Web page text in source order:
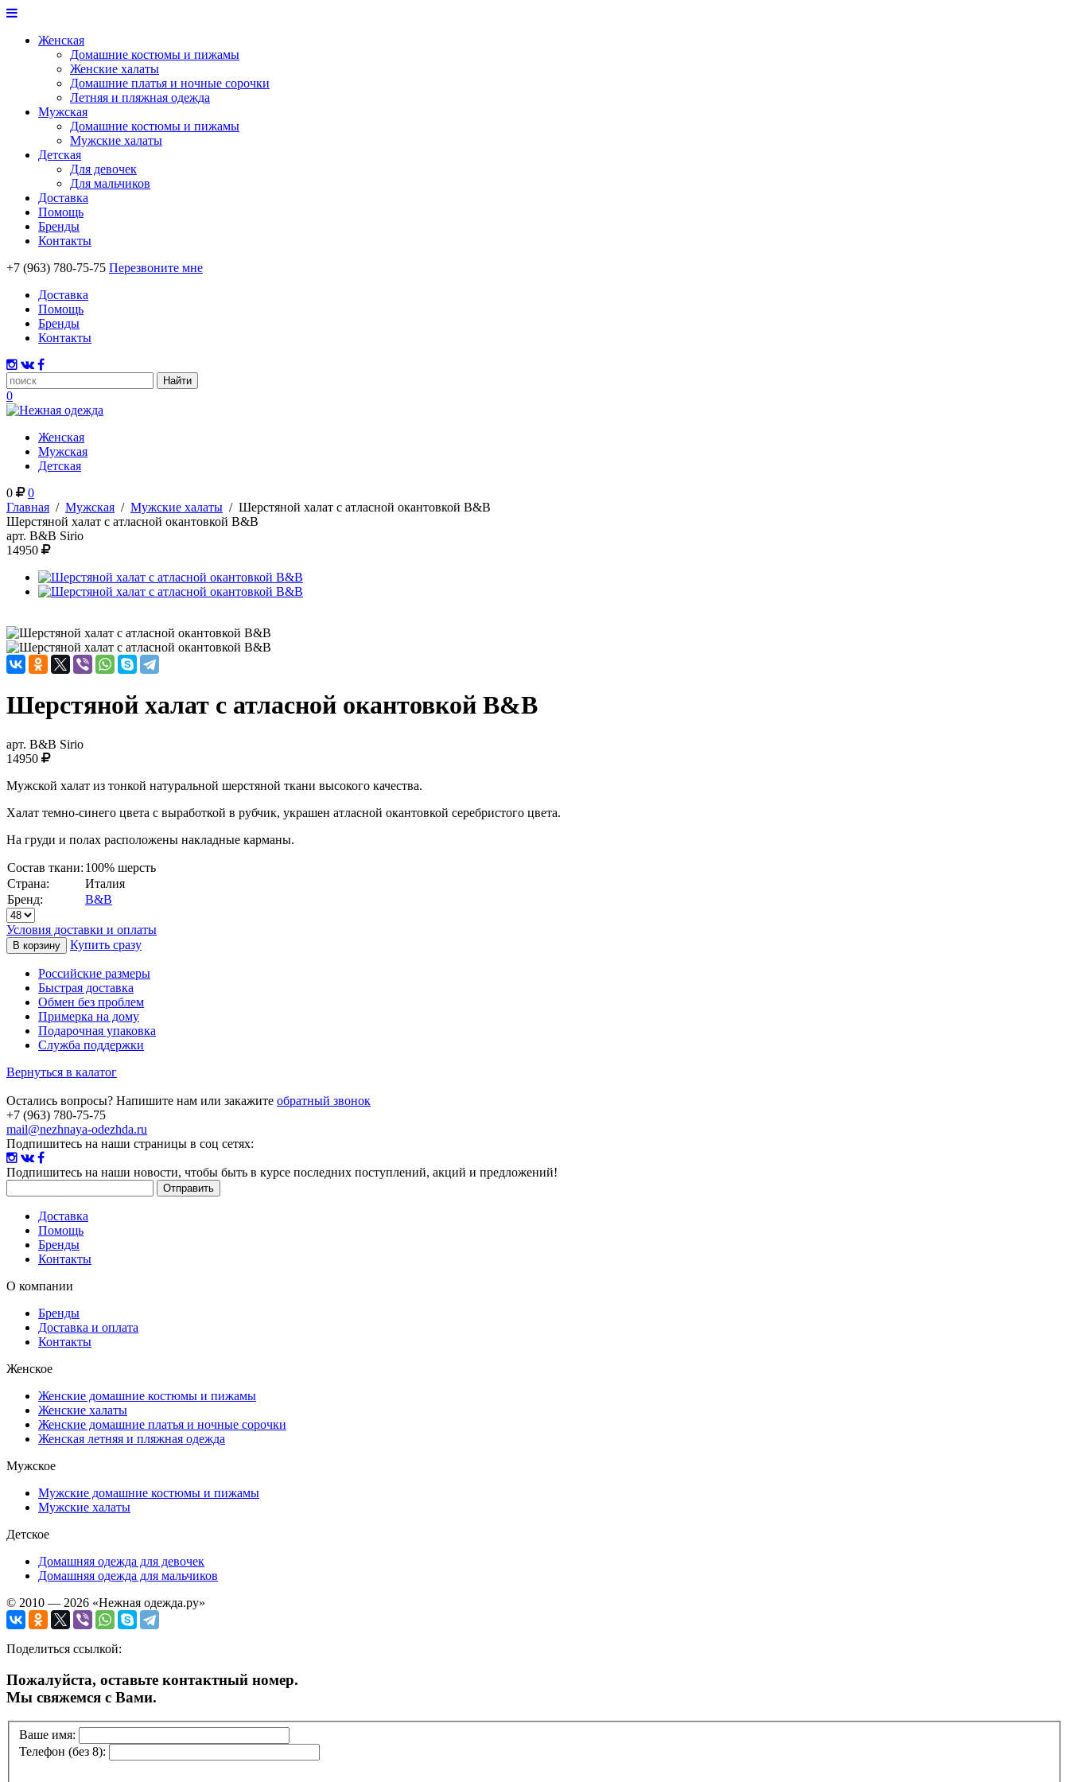
Женская
Домашние костюмы и пижамы
Женские халаты
Домашние платья и ночные сорочки
Летняя и пляжная одежда
Мужская
Домашние костюмы и пижамы
Мужские халаты
Детская
Для девочек
Для мальчиков
Доставка
Помощь
Бренды
Контакты
+7 (963) 780-75-75 Перезвоните мне
Доставка
Помощь
Бренды
Контакты
0
Женская
Мужская
Детская
0
0
Главная / Мужская / Мужские халаты / Шерстяной халат с атласной окантовкой B&B
Шерстяной халат с атласной окантовкой B&B
арт. B&B Sirio
14950
Шерстяной халат с атласной окантовкой B&B
арт. B&B Sirio
14950
Мужской халат из тонкой натуральной шерстяной ткани высокого качества.
Халат темно-синего цвета с выработкой в рубчик, украшен атласной окантовкой серебристого цвета.
На груди и полах расположены накладные карманы.
Состав ткани: 100% шерсть
Страна:
Италия
Бренд:
B&B
Условия доставки и оплаты
Купить сразу
Российские размеры
Быстрая доставка
Обмен без проблем
Примерка на дому
Подарочная упаковка
Служба поддержки
Вернуться в калатог
Остались вопросы? Напишите нам или закажите обратный звонок
+7 (963) 780-75-75
mail@nezhnaya-odezhda.ru
Подпишитесь на наши страницы в соц сетях:
Подпишитесь на наши новости, чтобы быть в курсе последних поступлений, акций и предложений!
Доставка
Помощь
Бренды
Контакты
О компании
Бренды
Доставка и оплата
Контакты
Женское
Женские домашние костюмы и пижамы
Женские халаты
Женские домашние платья и ночные сорочки
Женская летняя и пляжная одежда
Мужское
Мужские домашние костюмы и пижамы
Мужские халаты
Детское
Домашняя одежда для девочек
Домашняя одежда для мальчиков
© 2010 — 2026 «Нежная одежда.ру»
Поделиться ссылкой:
Пожалуйста, оставьте контактный номер.
Мы свяжемся с Вами.
Ваше имя:
Телефон (без 8):